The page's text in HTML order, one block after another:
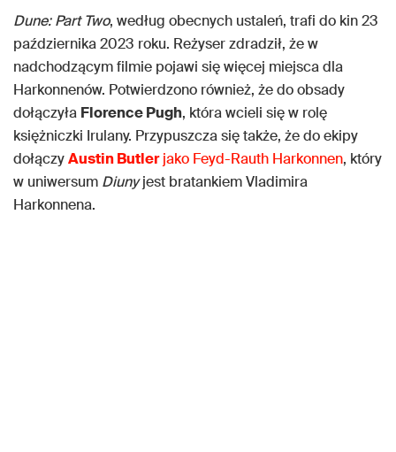
Dune: Part Two, według obecnych ustaleń, trafi do kin 23
października 2023 roku. Reżyser zdradził, że w
nadchodzącym filmie pojawi się więcej miejsca dla
Harkonnenów. Potwierdzono również, że do obsady
dołączyła Florence Pugh, która wcieli się w rolę
księżniczki Irulany. Przypuszcza się także, że do ekipy
dołączyAustin Butlerjako Feyd-Rauth Harkonnen, który
w uniwersum Diunyjest bratankiem Vladimira
Harkonnena.